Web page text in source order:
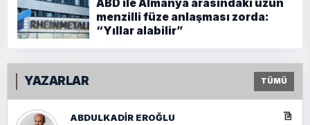
ABD ile Almanya arasındaki uzun
menzilli füze anlaşması zorda:
“Yıllar alabilir”
YAZARLAR TÜMÜ
ABDULKADIR EROĞLU